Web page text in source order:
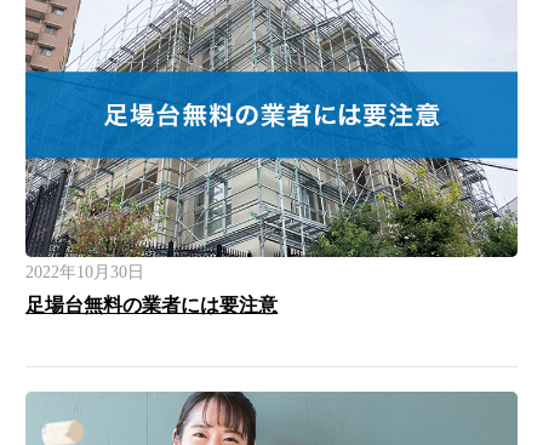
2022年10月30日
足場台無料の業者には要注意